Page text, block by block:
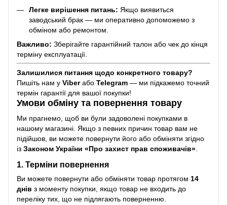
Легке вирішення питань: Якщо виявиться
заводський брак — ми оперативно допоможемо з
обміном або ремонтом.
Важливо: Зберігайте гарантійний талон або чек до кінця
терміну експлуатації.
Залишилися питання щодо конкретного товару?
Пишіть нам у Viberабо Telegram — ми підкажемо точний
термін гарантії для вашої покупки!
Умови обміну та повернення товару
Ми прагнемо, щоб ви були задоволені покупками в
нашому магазині. Якщо з певних причин товар вам не
підійшов, ви можете повернути його або обміняти згідно
із Законом України «Про захист прав споживачів»
1. Терміни повернення
Ви можете повернути або обміняти товар протягом 14
днів з моменту покупки, якщо товар не входить до
переліку тих, що не підлягають поверненню.